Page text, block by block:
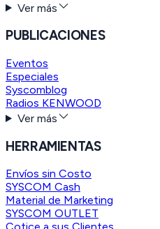
Ver más
PUBLICACIONES
Eventos
Especiales
Syscomblog
Radios KENWOOD
Ver más
HERRAMIENTAS
Envíos sin Costo
SYSCOM Cash
Material de Marketing
SYSCOM OUTLET